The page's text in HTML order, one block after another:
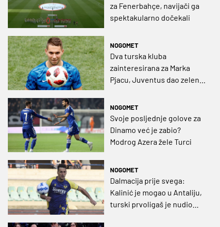
za Fenerbahçe, navijači ga
spektakularno dočekali
NOGOMET
Dva turska kluba
zainteresirana za Marka
Pjacu, Juventus dao zeleno
NOGOMET
Svoje posljednje golove za
Dinamo već je zabio?
Modrog Azera žele Turci
NOGOMET
Dalmacija prije svega:
Kalinić je mogao u Antaliju,
turski prvoligaš je nudio